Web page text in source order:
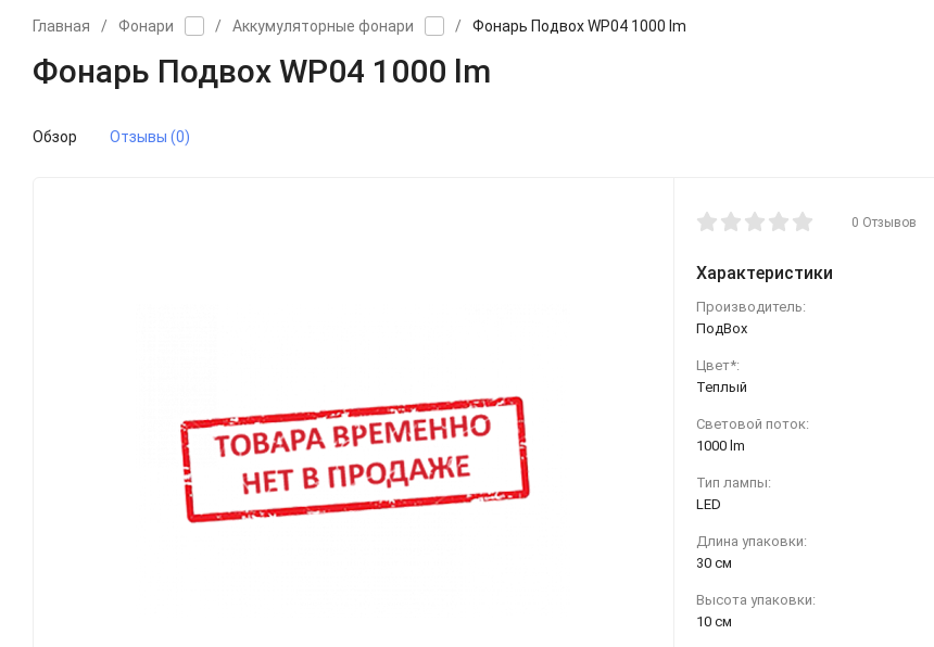
Главная / Фонари / Аккумуляторные фонари / Фонарь Подвох WP04 1000 lm
Фонарь Подвох WP04 1000 lm
Обзор Отзывы (0)
0 Отзывов
Характеристики
Производитель:
ПодВох
Цвет*:
Теплый
Световой поток:
1000 lm
Тип лампы:
LED
Длина упаковки:
30 см
Высота упаковки:
10 см